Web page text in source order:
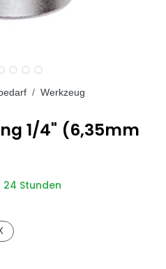
Werkzeug
1/4" (6,35mm
Stunden